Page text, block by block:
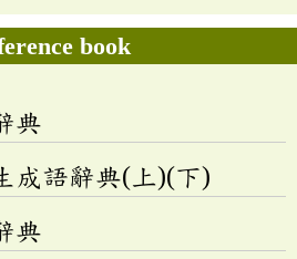
book
典
成語辭典(上)(下)
典